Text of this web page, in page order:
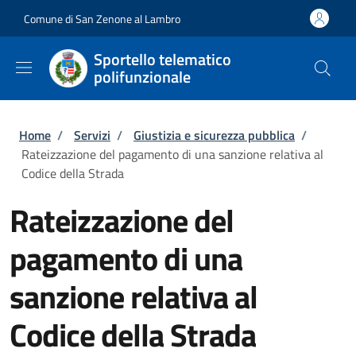
Comune di San Zenone al Lambro
Sportello telematico
polifunzionale
Briciole di pane
Home / Servizi / Giustizia e sicurezza pubblica /
Rateizzazione del pagamento di una sanzione relativa al
Codice della Strada
Rateizzazione del
pagamento di una
sanzione relativa al
Codice della Strada